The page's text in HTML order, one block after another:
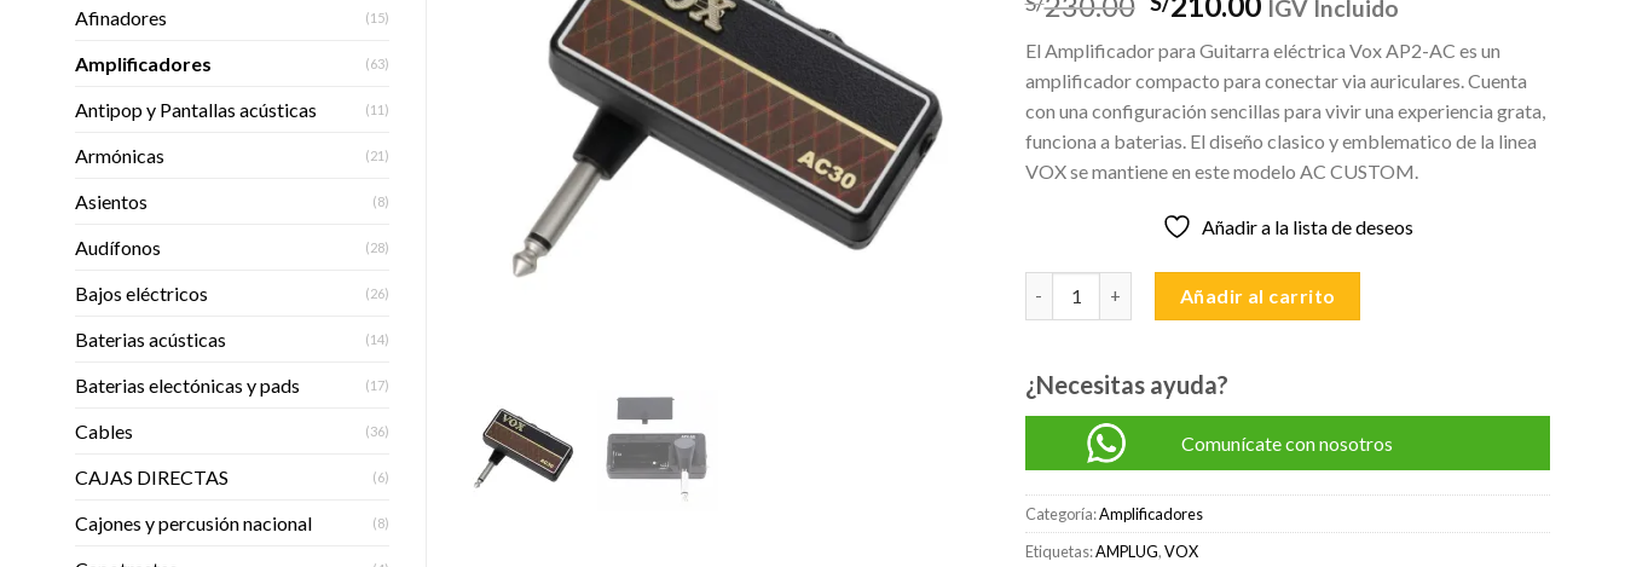
Afinadores (15)
Amplificadores (63)
Antipop y Pantallas acústicas (11)
Armónicas (21)
Asientos (8)
Audífonos (28)
Bajos eléctricos (26)
Baterias acústicas (14)
Baterias electónicas y pads (17)
Cables (36)
CAJAS DIRECTAS (6)
Cajones y percusión nacional (8)
original
era:
S/230.00.
actual
es:
S/210.00.
IGV Incluido
El Amplificador para Guitarra eléctrica Vox AP2-AC es un
amplificador compacto para conectar via auriculares. Cuenta
con una configuración sencillas para vivir una experiencia grata,
funciona a baterias. El diseño clasico y emblematico de la linea
VOX se mantiene en este modelo AC CUSTOM.
Añadir a la lista de deseos
Añadir al carrito
¿Necesitas ayuda?
Comunícate con nosotros
Categoría:Amplificadores
Etiquetas:AMPLUG,VOX